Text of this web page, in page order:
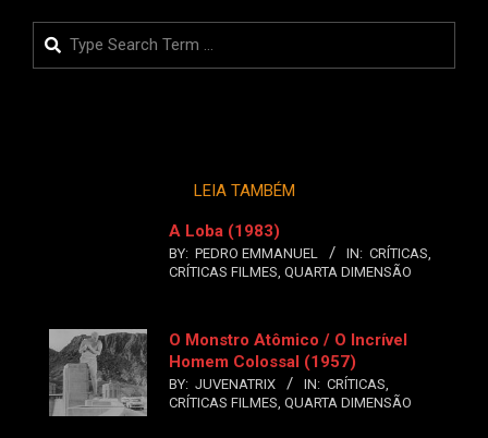
Search
LEIA TAMBÉM
A Loba (1983)
BY: PEDRO EMMANUEL IN: CRÍTICAS,
CRÍTICAS FILMES, QUARTA DIMENSÃO
O Monstro Atômico / O Incrível
Homem Colossal (1957)
BY: JUVENATRIX IN: CRÍTICAS,
CRÍTICAS FILMES, QUARTA DIMENSÃO